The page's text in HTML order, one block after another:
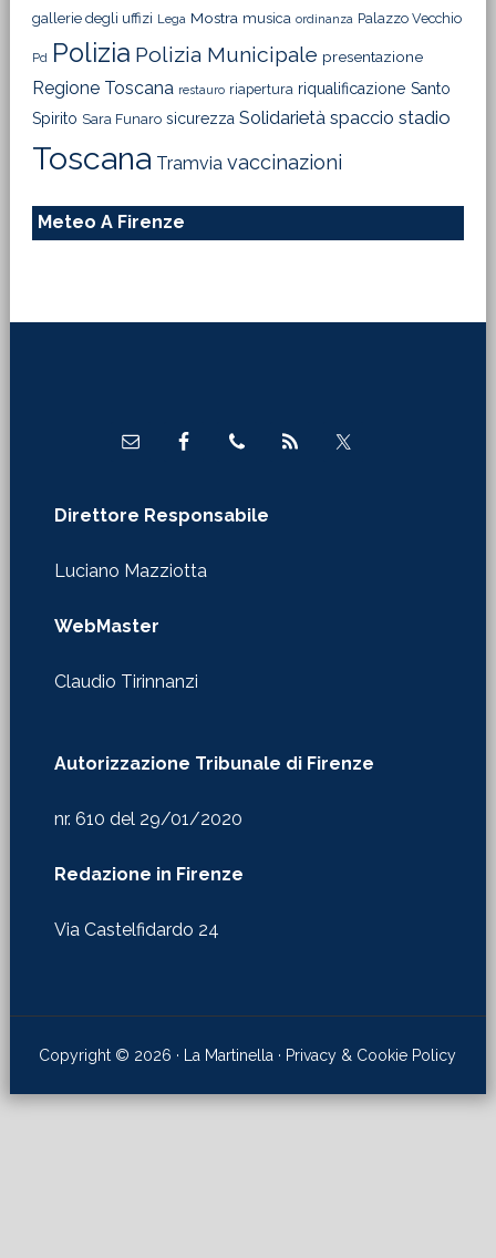
gallerie degli uffizi Lega Mostra musica ordinanza Palazzo Vecchio
Pd Polizia Polizia Municipale presentazione
Regione Toscana restauro riapertura riqualificazione Santo
Spirito Sara Funaro sicurezza Solidarietà spaccio stadio
Toscana Tramvia vaccinazioni
Meteo A Firenze
Direttore Responsabile
Luciano Mazziotta
WebMaster
Claudio Tirinnanzi
Autorizzazione Tribunale di Firenze
nr. 610 del 29/01/2020
Redazione in Firenze
Via Castelfidardo 24
Copyright © 2026 · La Martinella · Privacy & Cookie Policy